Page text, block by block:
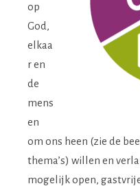
op
God,
elkaa
r en
de
mens
en
om ons heen (zie de
thema’s) willen en
mogelijk open,